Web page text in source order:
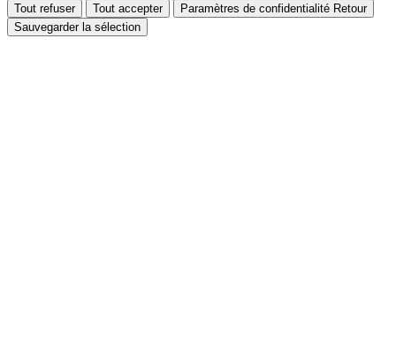
Tout refuser Tout accepter Paramètres de confidentialité Retour
Sauvegarder la sélection